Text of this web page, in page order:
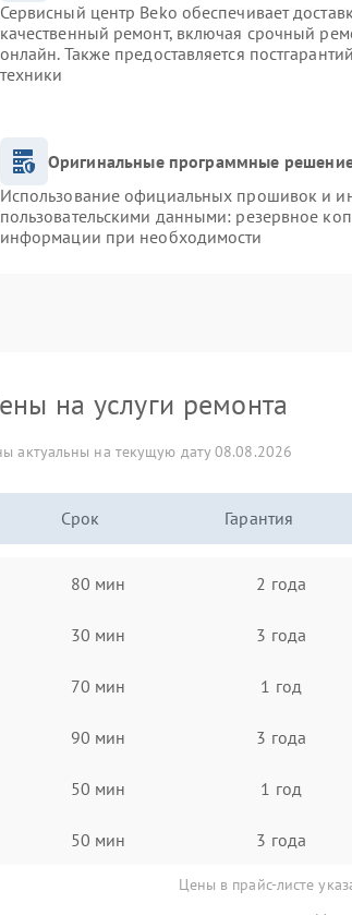
Сервисный центр Beko обеспечивает
качественный ремонт, включая срочный
онлайн. Также предоставляется
техники
Оригинальные программные
Использование официальных прошивок и
пользовательскими данными: резервное
информации при необходимости
на услуги ремонта
актуальны на текущую дату 08.08.2026
Срок Гарантия
80 мин 2 года
30 мин 3 года
70 мин 1 год
90 мин 3 года
50 мин 1 год
50 мин 3 года
Цены в прайс-листе